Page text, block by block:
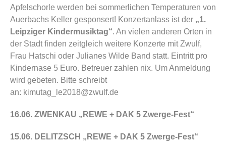
Apfelschorle werden bei sommerlichen Temperaturen von
Auerbachs Keller gesponsert! Konzertanlass ist der „1.
Leipziger Kindermusiktag“. An vielen anderen Orten in
der Stadt finden zeitgleich weitere Konzerte mit Zwulf,
Frau Hatschi oder Julianes Wilde Band statt. Eintritt pro
Kindernase 5 Euro. Betreuer zahlen nix. Um Anmeldung
wird gebeten. Bitte schreibt
an: kimutag_le2018@zwulf.de
16.06. ZWENKAU „REWE + DAK 5 Zwerge-Fest“
15.06. DELITZSCH „REWE + DAK 5 Zwerge-Fest“